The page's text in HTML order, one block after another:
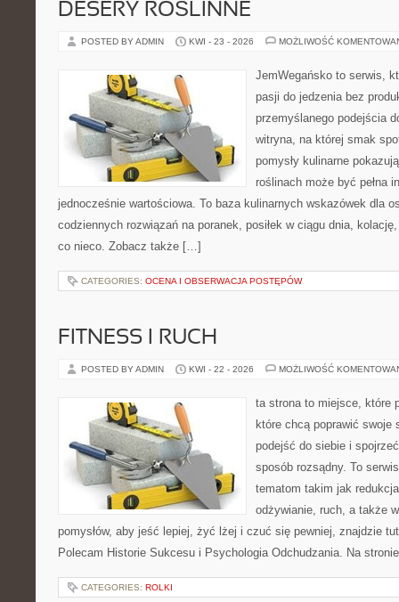
DESERY ROŚLINNE
POSTED BY ADMIN KWI - 23 - 2026 MOŻLIWOŚĆ
JemWegańsko to serwis,
pasji do jedzenia bez
przemyślanego podejścia
witryna, na której smak
pomysły kulinarne
roślinach może być pełna
jednocześnie wartościowa. To baza kulinarnych wskazówek dla
codziennych rozwiązań na poranek, posiłek w ciągu dnia,
co nieco. Zobacz także […]
CATEGORIES: OCENA I OBSERWACJA POSTĘPÓW
FITNESS I RUCH
POSTED BY ADMIN KWI - 22 - 2026 MOŻLIWOŚĆ
ta strona to miejsce, które
które chcą poprawić swoje
podejść do siebie i
sposób rozsądny. To
tematom takim jak
odżywianie, ruch, a także
pomysłów, aby jeść lepiej, żyć lżej i czuć się pewniej, znajdzie
Polecam Historie Sukcesu i Psychologia Odchudzania. Na
CATEGORIES: ROLKI